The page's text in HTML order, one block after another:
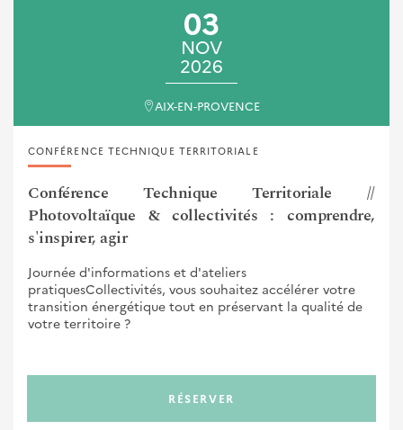
03
NOV
2026
AIX-EN-PROVENCE
CONFÉRENCE TECHNIQUE TERRITORIALE
Conférence Technique Territoriale //
Photovoltaïque & collectivités : comprendre,
s'inspirer, agir
Journée d'informations et d'ateliers
pratiquesCollectivités, vous souhaitez accélérer votre
transition énergétique tout en préservant la qualité de
votre territoire ?
RÉSERVER